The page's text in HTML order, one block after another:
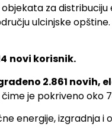
za
ulcinjske
novi korisnik.
2.861 novih,
je pokriveno oko
energije, izgradnja